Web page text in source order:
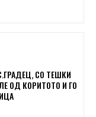
СО ТЕШКИ
ОД КОРИТОТО И ГО